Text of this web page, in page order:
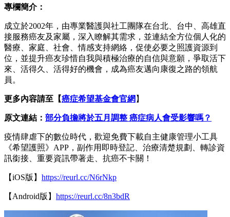
專欄簡介：
成立於2002年，由專業醫護與社工團隊在台北、台中、高雄直
接服務癌友及家屬，深入瞭解其需求，並連結全方位個人化的
醫療、家庭、社會、情感支持網絡，促使必要之照護資源到
位，並提升癌友珍惜自我與積極治療的自信與意願，爭取活下
來、活得久、活得好的機會，成為癌友邁向康復之路的領航
員。
更多內容請至【癌症希望基金會官網 】
原文連結： 部分負擔將於五月調整 癌症病人會受影響嗎？
疫情肆虐下的數位時代，歡迎免費下載自主健康管理小工具
《希望護照》APP，副作用即時登記、治療清楚規劃、轉診資
訊銜接、重要資訊帶著走、抗癌不卡關！
【iOS版】 https://reurl.cc/N6rNkp
【Android版】 https://reurl.cc/8n3bdR